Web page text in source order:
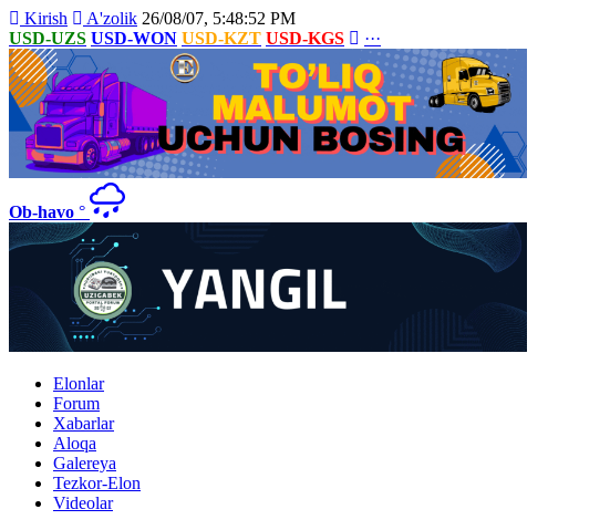
Kirish A'zolik 26/08/07, 5:48:52 PM
USD-UZS USD-WON USD-KZT USD-KGS ···
Ob-havo °
Elonlar
Forum
Xabarlar
Aloqa
Galereya
Tezkor-Elon
Videolar